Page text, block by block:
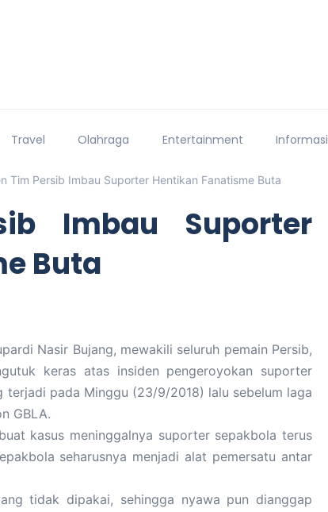
Travel Olahraga Entertainment Informasi
Tim Persib Imbau Suporter Hentikan Fanatisme Buta
Imbau Suporter
Buta
Nasir Bujang, mewakili seluruh pemain Persib,
keras atas insiden pengeroyokan suporter
terjadi pada Minggu (23/9/2018) lalu sebelum laga
GBLA.
kasus meninggalnya suporter sepakbola terus
seharusnya menjadi alat pemersatu antar
tidak dipakai, sehingga nyawa pun dianggap